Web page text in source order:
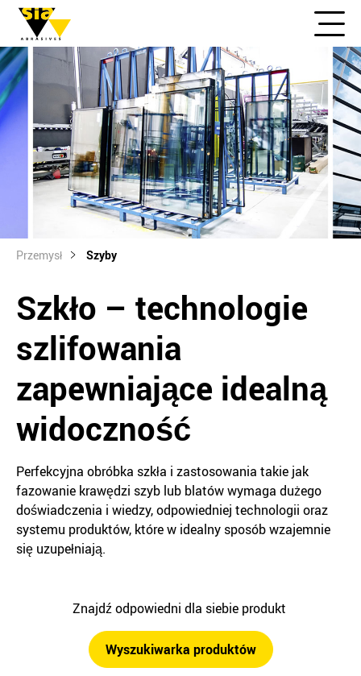
Przemysł Szyby
Szkło – technologie
szlifowania
zapewniające idealną
widoczność
Perfekcyjna obróbka szkła i zastosowania takie jak
fazowanie krawędzi szyb lub blatów wymaga dużego
doświadczenia i wiedzy, odpowiedniej technologii oraz
systemu produktów, które w idealny sposób wzajemnie
się uzupełniają.
Znajdź odpowiedni dla siebie produkt
Wyszukiwarka produktów